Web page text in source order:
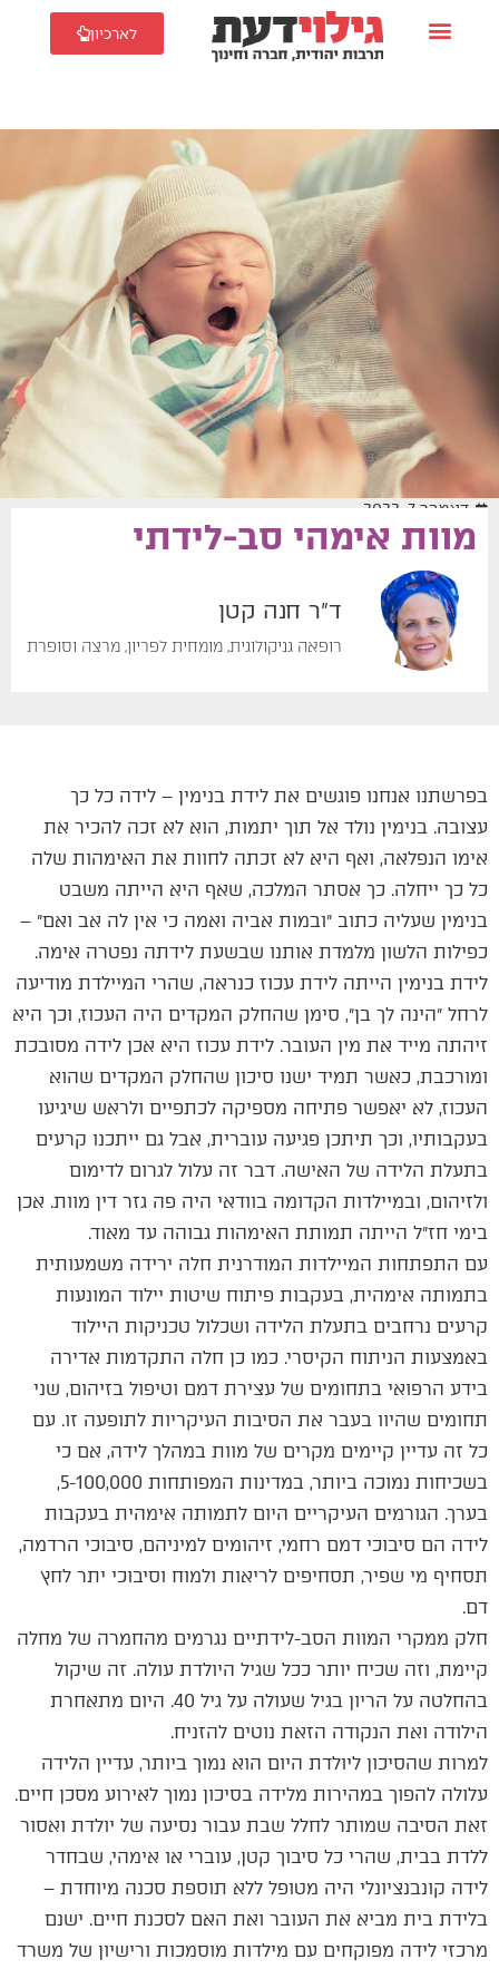
לארכיון
דצמבר 7, 2022
מוות אימהי סב-לידתי
ד"ר חנה קטן
רופאה גניקולוגית, מומחית לפריון, מרצה וסופרת
בפרשתנו אנחנו פוגשים את לידת בנימין – לידה כל כך
עצובה. בנימין נולד אל תוך יתמות, הוא לא זכה להכיר את
אימו הנפלאה, ואף היא לא זכתה לחוות את האימהות שלה
כל כך ייחלה. כך אסתר המלכה, שאף היא הייתה משבט
בנימין שעליה כתוב ״ובמות אביה ואמה כי אין לה אב ואם״ –
כפילות הלשון מלמדת אותנו שבשעת לידתה נפטרה אימה.
לידת בנימין הייתה לידת עכוז כנראה, שהרי המיילדת מודיעה
לרחל ״הינה לך בן״, סימן שהחלק המקדים היה העכוז, וכך היא
זיהתה מייד את מין העובר. לידת עכוז היא אכן לידה מסובכת
ומורכבת, כאשר תמיד ישנו סיכון שהחלק המקדים שהוא
העכוז, לא יאפשר פתיחה מספיקה לכתפיים ולראש שיגיעו
בעקבותיו, וכך תיתכן פגיעה עוברית, אבל גם ייתכנו קרעים
בתעלת הלידה של האישה. דבר זה עלול לגרום לדימום
ולזיהום, ובמיילדות הקדומה בוודאי היה פה גזר דין מוות. אכן
בימי חז״ל הייתה תמותת האימהות גבוהה עד מאוד.
עם התפתחות המיילדות המודרנית חלה ירידה משמעותית
בתמותה אימהית, בעקבות פיתוח שיטות יילוד המונעות
קרעים נרחבים בתעלת הלידה ושכלול טכניקות היילוד
באמצעות הניתוח הקיסרי. כמו כן חלה התקדמות אדירה
בידע הרפואי בתחומים של עצירת דמם וטיפול בזיהום, שני
תחומים שהיוו בעבר את הסיבות העיקריות לתופעה זו. עם
כל זה עדיין קיימים מקרים של מוות במהלך לידה, אם כי
בשכיחות נמוכה ביותר, במדינות המפותחות 5-100,000,
בערך. הגורמים העיקריים היום לתמותה אימהית בעקבות
לידה הם סיבוכי דמם רחמי, זיהומים למיניהם, סיבוכי הרדמה,
תסחיף מי שפיר, תסחיפים לריאות ולמוח וסיבוכי יתר לחץ
דם.
חלק ממקרי המוות הסב-לידתיים נגרמים מהחמרה של מחלה
קיימת, וזה שכיח יותר ככל שגיל היולדת עולה. זה שיקול
בהחלטה על הריון בגיל שעולה על גיל 40. היום מתאחרת
הילודה ואת הנקודה הזאת נוטים להזניח.
למרות שהסיכון ליולדת היום הוא נמוך ביותר, עדיין הלידה
עלולה להפוך במהירות מלידה בסיכון נמוך לאירוע מסכן חיים.
זאת הסיבה שמותר לחלל שבת עבור נסיעה של יולדת ואסור
ללדת בבית, שהרי כל סיבוך קטן, עוברי או אימהי, שבחדר
לידה קונבנציונלי היה מטופל ללא תוספת סכנה מיוחדת –
בלידת בית מביא את העובר ואת האם לסכנת חיים. ישנם
מרכזי לידה מפוקחים עם מילדות מוסמכות ורישיון של משרד